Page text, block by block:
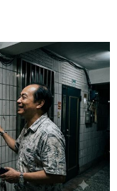
屋主，雙方爆發
(記者唐家興)